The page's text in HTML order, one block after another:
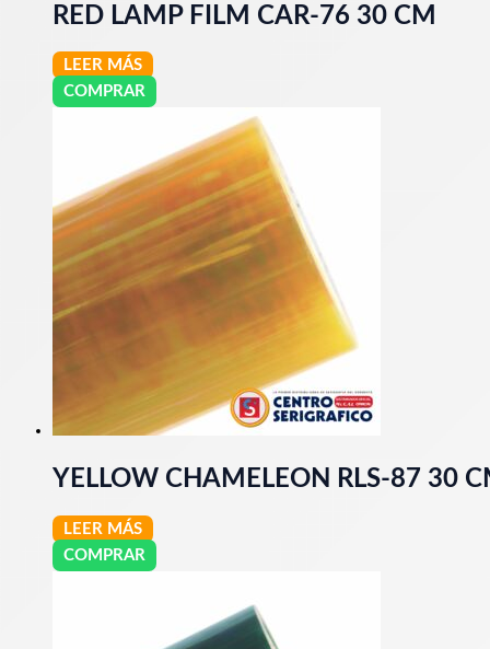
RED LAMP FILM CAR-76 30 CM
LEER MÁS
COMPRAR
YELLOW CHAMELEON RLS-87 30
LEER MÁS
COMPRAR